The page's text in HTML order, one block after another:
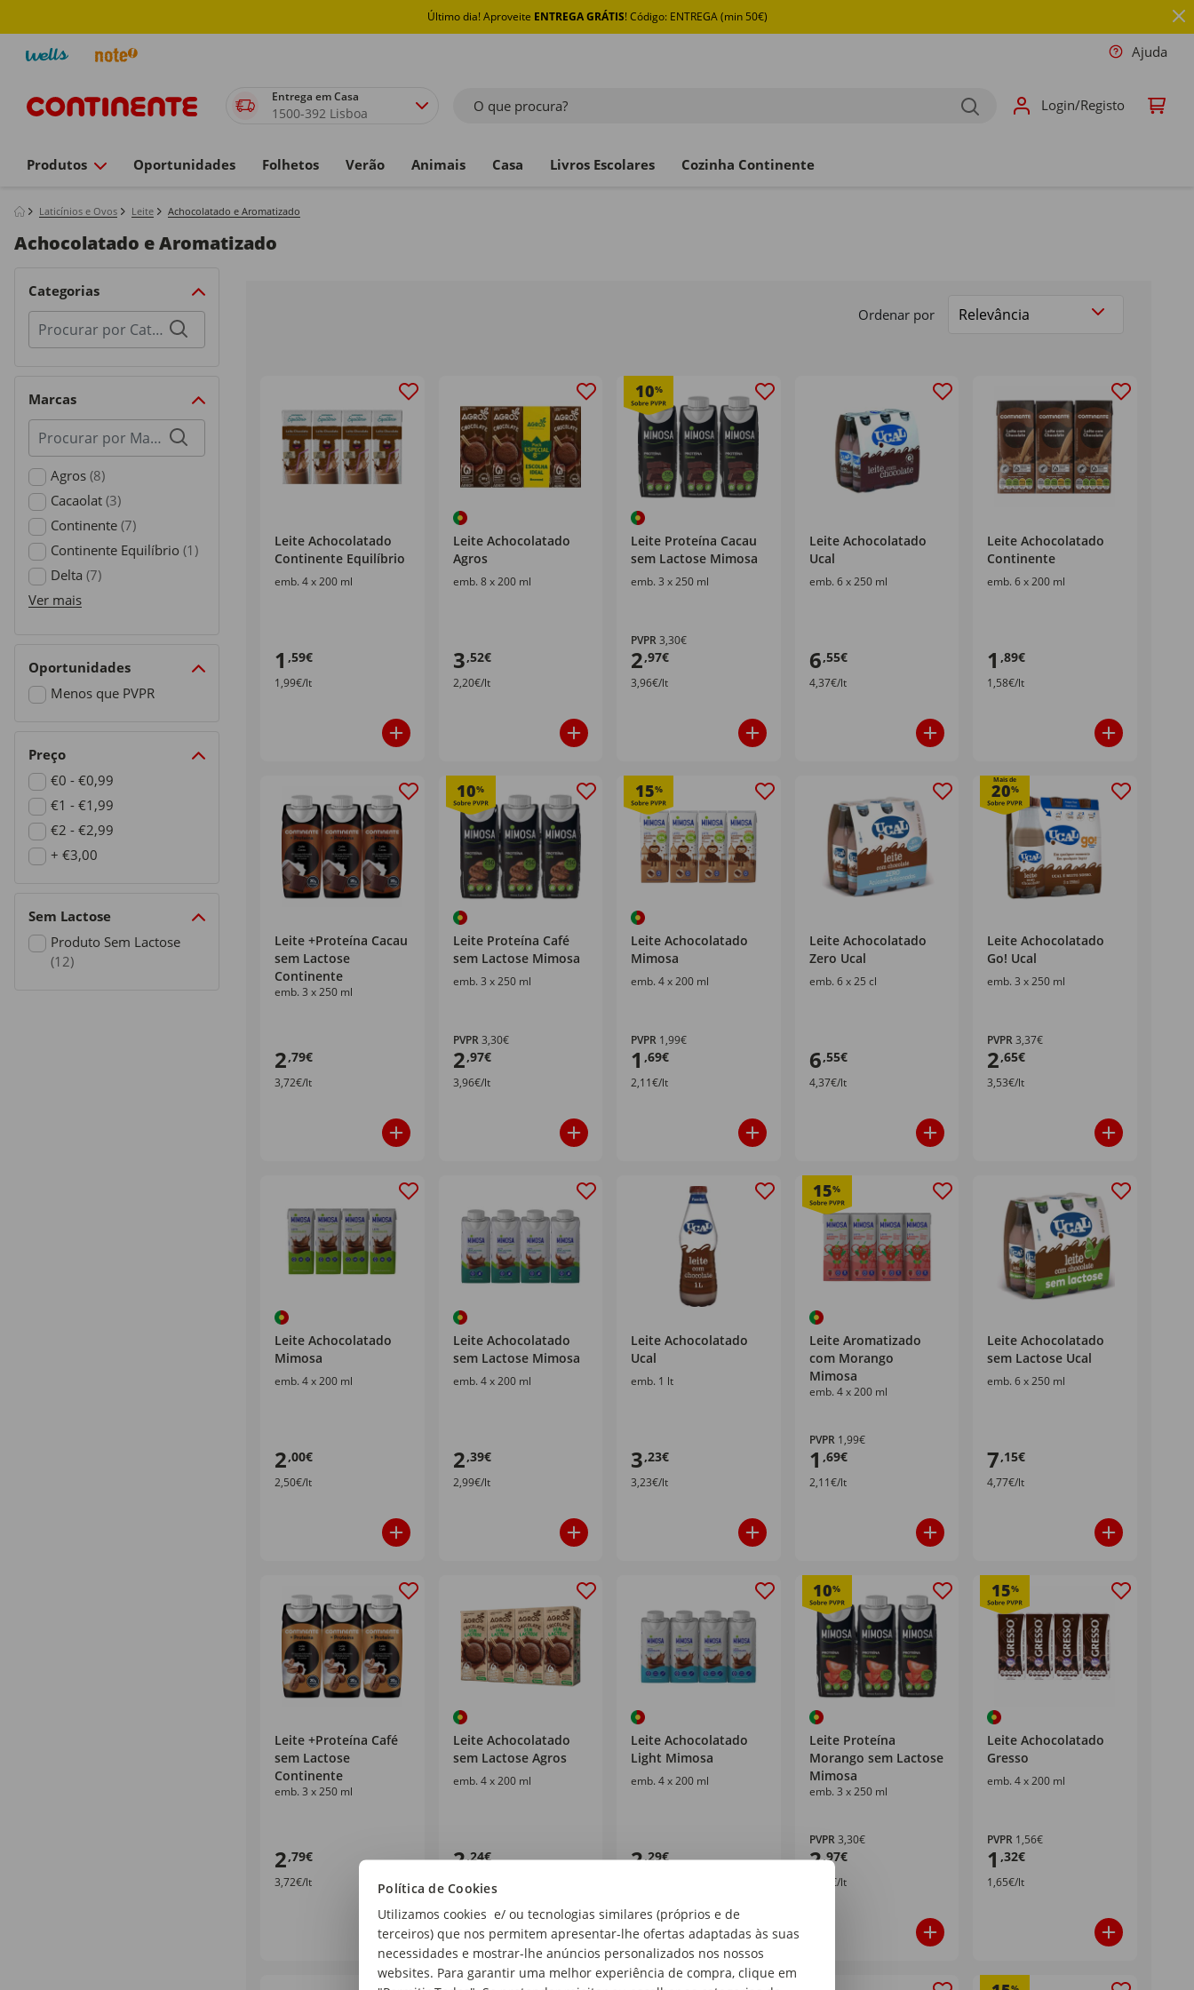
Política de Cookies
Utilizamos cookies e/ ou tecnologias similares (próprios e de
terceiros) que nos permitem apresentar-lhe ofertas adaptadas às suas
necessidades e mostrar-lhe anúncios personalizados nos nossos
websites. Para garantir uma melhor experiência de compra, clique em
Último dia! Aproveite ENTREGA GRÁTIS! Código: ENTREGA (min 50€)
Ajuda
Entrega em Casa
1500-392 Lisboa O que procura? Login/Registo
Produtos Oportunidades Folhetos Verão Animais Casa Livros Escolares Cozinha Continente
Laticínios e Ovos Leite Achocolatado e Aromatizado
Achocolatado e Aromatizado
Categorias
Procurar
por
Marcas
Procurar
por
marcasAgros (8)
Refine by Marcas: Agros
Cacaolat (3)
Refine by Marcas: Cacaolat
Continente (7)
Refine by Marcas: Continente
Continente Equilíbrio (1)
Refine by Marcas: Continente Equilíbrio
Delta (7)
Refine by Marcas: Delta
Ver mais
Oportunidades
Menos que PVPR
Preço
€0 - €0,99
Refine by Preço: €0 - €0,99
€1 - €1,99
Refine by Preço: €1 - €1,99
€2 - €2,99
Refine by Preço: €2 - €2,99
+ €3,00
Sem Lactose
Produto Sem Lactose
(12)
Refine by Sem Lactose: Produto Sem Lactose
Ordenar por
Leite Achocolatado
Continente Equilíbrio
emb. 4 x 200 ml
1 ,59€
1,99€/lt
Leite Achocolatado
Agros
emb. 8 x 200 ml
3,52€
2,20€/lt
10%
Leite Proteína Cacau
sem Lactose Mimosa
emb. 3 x 250 ml
PVPR3,30€
2,97€
3,96€/lt
Leite Achocolatado
Ucal
emb. 6 x 250 ml
6,55€
4,37€/lt
Leite Achocolatado
Continente
emb. 6 x 200 ml
1 ,89€
1,58€/lt
Leite +Proteína Cacau
sem Lactose
Continente
emb. 3 x 250 ml
2,79€
3,72€/lt
10%
Leite Proteína Café
sem Lactose Mimosa
emb. 3 x 250 ml
PVPR3,30€
2,97€
3,96€/lt
15%
Leite Achocolatado
Mimosa
emb. 4 x 200 ml
PVPR 1,99€
1 ,69€
2,11€/lt
Leite Achocolatado
Zero Ucal
emb. 6 x 25 cl
6,55€
4,37€/lt
Mais de
20%
Leite Achocolatado
Go! Ucal
emb. 3 x 250 ml
PVPR3,37€
2,65€
3,53€/lt
Leite Achocolatado
Mimosa
emb. 4 x 200 ml
2,00€
2,50€/lt
Leite Achocolatado
sem Lactose Mimosa
emb. 4 x 200 ml
2,39€
2,99€/lt
Leite Achocolatado
Ucal
emb. 1 lt
3,23€
3,23€/lt
15%
Leite Aromatizado
com Morango
Mimosa
emb. 4 x 200 ml
PVPR1,99€
1 ,69€
2,11€/lt
Leite Achocolatado
sem Lactose Ucal
emb. 6 x 250 ml
7,15€
4,77€/lt
Leite +Proteína Café
sem Lactose
Continente
emb. 3 x 250 ml
2,79€
3,72€/lt
Leite Achocolatado
sem Lactose Agros
emb. 4 x 200 ml
2,24€
2,80€/lt
Leite Achocolatado
Light Mimosa
emb. 4 x 200 ml
2,29€
10%
Leite Proteína
Morango sem Lactose
Mimosa
emb. 3 x 250 ml
PVPR3,30€
2,97€
3,96€/lt
15%
Leite Achocolatado
Gresso
emb. 4 x 200 ml
PVPR 1,56€
1 ,32€
1,65€/lt